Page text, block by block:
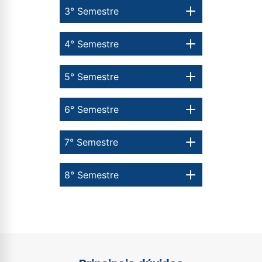
8° Semestre
7° Semestre
6° Semestre
5° Semestre
4° Semestre
3° Semestre
Política de Privacidade.
envio de conteúdos da Cruzeiro do Sul.